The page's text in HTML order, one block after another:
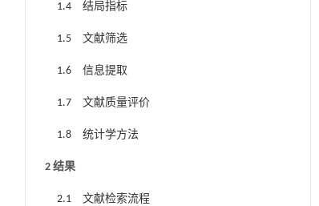
1.4 结局指标
1.5 文献筛选
1.6 信息提取
1.7 文献质量评价
1.8 统计学方法
2 结果
2.1 文献检索流程